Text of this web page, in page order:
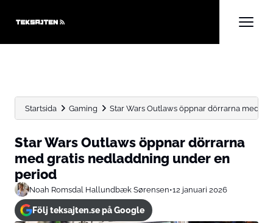
Startsida Gaming Star Wars Outlaws öppnar dörrarna med
Star Wars Outlaws öppnar dörrarna
med gratis nedladdning under en
period
Noah Romsdal Hallundbæk Sørensen•12 januari 2026
Följ teksajten.se på Google